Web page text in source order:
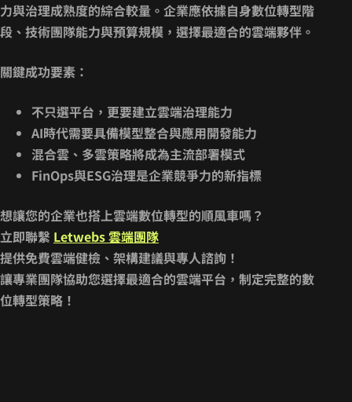
力與治理成熟度的綜合較量。企業應依據自身數位轉型階
段、技術團隊能力與預算規模，選擇最適合的雲端夥伴。
關鍵成功要素：
不只選平台，更要建立雲端治理能力
AI時代需要具備模型整合與應用開發能力
混合雲、多雲策略將成為主流部署模式
FinOps與ESG治理是企業競爭力的新指標
想讓您的企業也搭上雲端數位轉型的順風車嗎？
立即聯繫 Letwebs 雲端團隊
提供免費雲端健檢、架構建議與專人諮詢！
讓專業團隊協助您選擇最適合的雲端平台，制定完整的數
位轉型策略！